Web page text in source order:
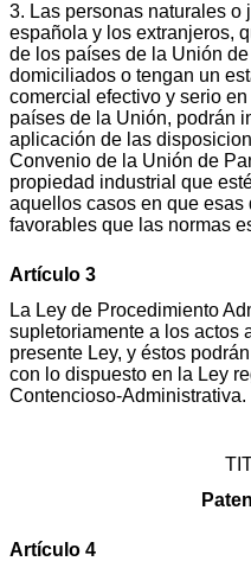
3. Las personas naturales o
española y los extranjeros,
de los países de la Unión
domiciliados o tengan un
comercial efectivo y serio
países de la Unión, podrán
aplicación de las
Convenio de la Unión de
propiedad industrial que
aquellos casos en que
favorables que las normas
Artículo 3
La Ley de Procedimiento
supletoriamente a los actos
presente Ley, y éstos
con lo dispuesto en la Ley
Contencioso-Administrativa.
Artículo 4